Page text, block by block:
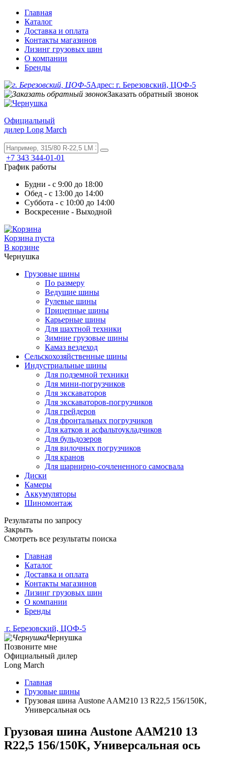
Главная
Каталог
Доставка и оплата
Контакты магазинов
Лизинг грузовых шин
О компании
Бренды
Адрес: г. Березовский, ЦОФ-5
Заказать обратный звонок
Официальный
дилер Long March
+7 343 344-01-01
График работы
Будни - с 9:00 до 18:00
Обед - с 13:00 до 14:00
Суббота - с 10:00 до 14:00
Воскресение - Выходной
Корзина пуста
В корзине
Чернушка
Грузовые шины
По размеру
Ведущие шины
Рулевые шины
Прицепные шины
Карьерные шины
Для шахтной техники
Зимние грузовые шины
Камаз вездеход
Сельскохозяйственные шины
Индустриальные шины
Для подземной техники
Для мини-погрузчиков
Для экскаваторов
Для экскаваторов-погрузчиков
Для грейдеров
Для фронтальных погрузчиков
Для катков и асфальтоукладчиков
Для бульдозеров
Для вилочных погрузчиков
Для кранов
Для шарнирно-сочлененного самосвала
Диски
Камеры
Аккумуляторы
Шиномонтаж
Результаты по запросу
Закрыть
Смотреть все результаты поиска
Главная
Каталог
Доставка и оплата
Контакты магазинов
Лизинг грузовых шин
О компании
Бренды
г. Березовский, ЦОФ-5
Чернушка
Позвоните мне
Официальный дилер
Long March
Главная
Грузовые шины
Грузовая шина Austone AAM210 13 R22,5 156/150K,
Универсальная ось
Грузовая шина Austone AAM210 13
R22,5 156/150K, Универсальная ось